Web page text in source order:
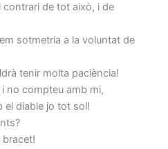
contrari de tot això, i de
sotmetria a la voluntat de
tenir molta paciència!
no compteu amb mi,
el diable jo tot sol!
bracet!